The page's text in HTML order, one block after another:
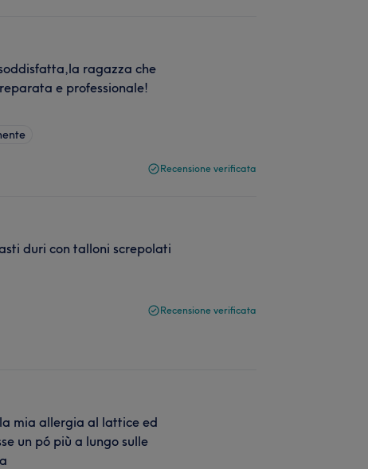
ragazza che
e professionale!
Recensione verificata
duri con talloni screpolati
Recensione verificata
mia allergia al lattice ed
un pó più a lungo sulle